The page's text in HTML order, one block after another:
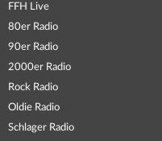
FFH Live
80er Radio
90er Radio
2000er Radio
Rock Radio
Oldie Radio
Schlager Radio